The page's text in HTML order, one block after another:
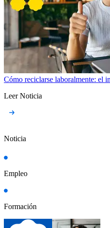
Cómo reciclarse laboralmente: el
Leer Noticia
Noticia
Empleo
Formación